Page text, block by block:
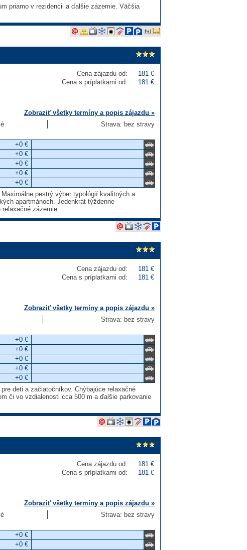
priamo v rezidencii a ďalšie zázemie. Väčšia
Cena zájazdu od:
181 €
Cena s príplatkami od:
181 €
Zobraziť všetky termíny a popis zájazdu »
Strava: bez stravy
+0 €
+0 €
+0 €
+0 €
+0 €
pestrý výber typológií kvalitných a
apartmánoch. Jedenkrát týždenne
zázemie.
Cena zájazdu od:
181 €
Cena s príplatkami od:
181 €
Zobraziť všetky termíny a popis zájazdu »
Strava: bez stravy
+0 €
+0 €
+0 €
+0 €
+0 €
deti a začiatočníkov. Chýbajúce relaxačné
či vo vzdialenosti cca 500 m a ďalšie parkovanie
Cena zájazdu od:
181 €
Cena s príplatkami od:
181 €
Zobraziť všetky termíny a popis zájazdu »
Strava: bez stravy
+0 €
+0 €